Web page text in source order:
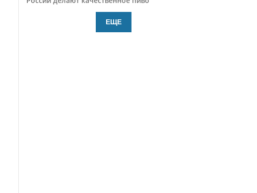
ЕЩЕ